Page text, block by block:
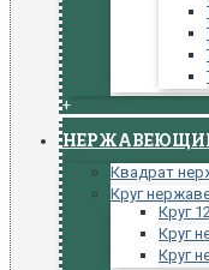
+
Квадрат
Круг
Круг
Круг
Круг